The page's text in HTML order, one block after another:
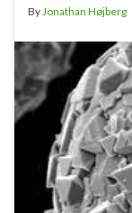
By Jonathan Højberg